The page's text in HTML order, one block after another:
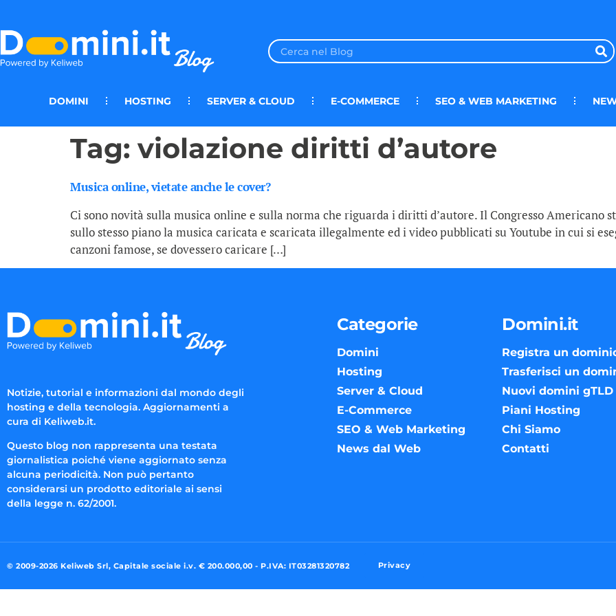
DOMINI HOSTING SERVER & CLOUD E-COMMERCE SEO & WEB MARKETING
Tag: violazione diritti d’autore
Musica online, vietate anche le cover?
Ci sono novità sulla musica online e sulla norma che riguarda i diritti d’autore. Il Congresso Americano
sullo stesso piano la musica caricata e scaricata illegalmente ed i video pubblicati su Youtube in cui si
canzoni famose, se dovessero caricare […]
Notizie, tutorial e informazioni dal mondo degli
hosting e della tecnologia. Aggiornamenti a
cura di Keliweb.it.
Questo blog non rappresenta una testata
giornalistica poiché viene aggiornato senza
alcuna periodicità. Non può pertanto
considerarsi un prodotto editoriale ai sensi
della legge n. 62/2001.
Categorie
Domini
Hosting
Server & Cloud
E-Commerce
SEO & Web Marketing
News dal Web
Domini.it
Registra un
Trasferisci un
Nuovi domini gTLD
Piani Hosting
Chi Siamo
Contatti
© 2009-2026 Keliweb Srl, Capitale sociale i.v. € 200.000,00 - P.IVA: IT03281320782 Privacy